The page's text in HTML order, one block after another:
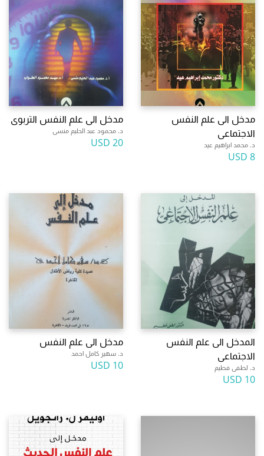
مدخل الى علم النفس
الاجتماعى
د. محمد ابراهيم عيد
8 USD
مدخل الى علم النفس التربوى
د. محمود عبد الحليم منسى
20 USD
المدخل الى علم النفس
الاجتماعى
د. لطفى فطيم
10 USD
مدخل الى علم النفس
د. سهير كامل احمد
10 USD